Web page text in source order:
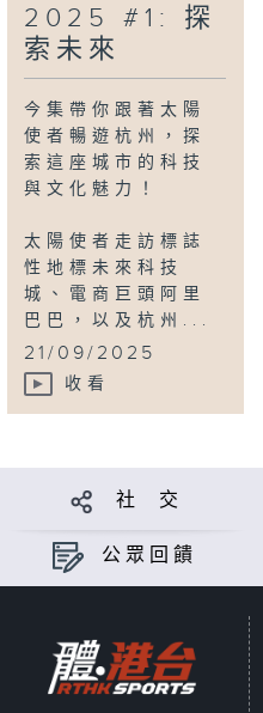
2025 #1: 探
索未來
今集帶你跟著太陽
使者暢遊杭州，探
索這座城市的科技
與文化魅力！
太陽使者走訪標誌
性地標未來科技
城、電商巨頭阿里
巴巴，以及杭州...
21/09/2025
收看
社 交
公眾回饋